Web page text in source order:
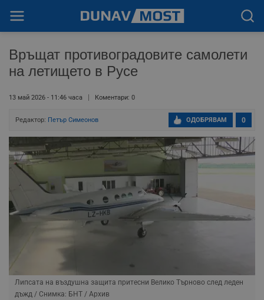
Връщат противоградовите самолети
на летището в Русе
13 май 2026 - 11:46 часа Коментари: 0
Редактор: Петър Симеонов 0
ОДОБРЯВАМ
Липсата на въздушна защита притесни Велико Търново след леден
дъжд / Снимка: БНТ / Архив